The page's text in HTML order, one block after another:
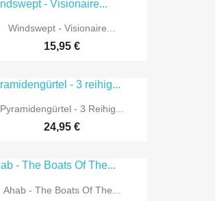
Windswept - Visionaire...
15,95 €
Pyramidengürtel - 3 Reihig...
24,95 €
Ahab - The Boats Of The...